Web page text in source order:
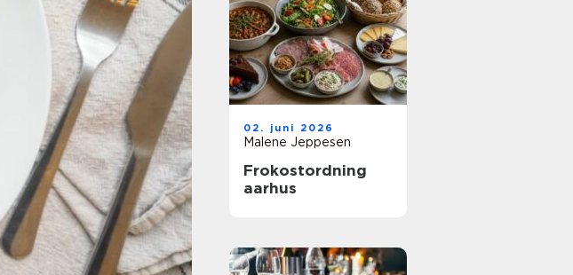
02. juni 2026
Malene Jeppesen
Frokostordning
aarhus